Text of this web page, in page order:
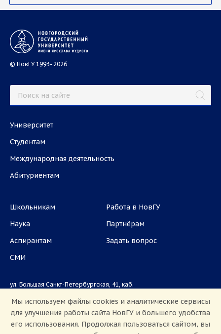
© НовГУ 1993- 2026
Университет
Студентам
Международная деятельность
Абитуриентам
Школьникам
Наука
Аспирантам
СМИ
Работа в НовГУ
Партнёрам
Задать вопрос
ул. Большая Санкт-Петербургская, 41, каб.
Приемная комиссия: +7(8162)33-20-44
Мы используем файлы cookies и аналитические сервисы
для улучшения работы сайта НовГУ и большего удобства
его использования. Продолжая пользоваться сайтом, вы